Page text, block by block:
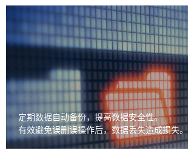
定期数据自动备份， 提高数据安全性。
有效避免误删误操作后，数据丢失造成损失。